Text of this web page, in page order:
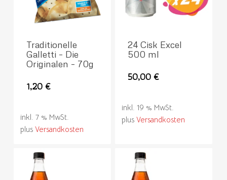
Traditionelle
Galletti – Die
Originalen – 70g
1,20€
inkl. 7 % MwSt.
plus Versandkosten
24 Cisk Excel
500 ml
50,00€
inkl. 19 % MwSt.
plusVersandkosten